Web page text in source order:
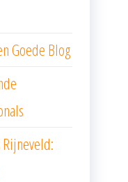
Goede Blog